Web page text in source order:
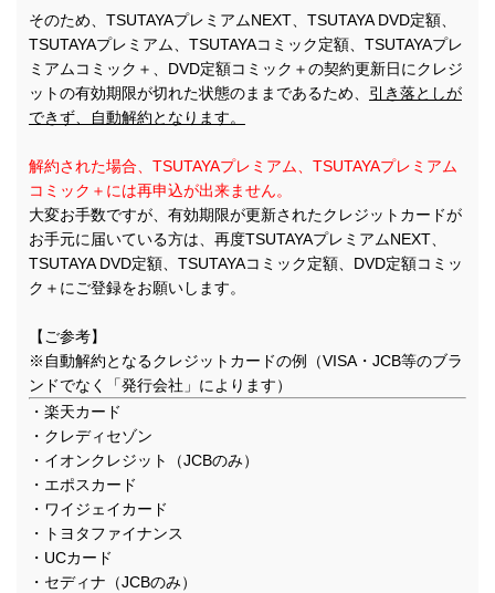
そのため、TSUTAYAプレミアムNEXT、TSUTAYA DVD定額、
TSUTAYAプレミアム、TSUTAYAコミック定額、TSUTAYAプレ
ミアムコミック＋、DVD定額コミック＋の契約更新日にクレジ
ットの有効期限が切れた状態のままであるため、 引き落としが
できず、自動解約となります。
解約された場合、TSUTAYAプレミアム、TSUTAYAプレミアム
コミック＋には再申込が出来ません。
大変お手数ですが、有効期限が更新されたクレジットカードが
お手元に届いている方は、再度TSUTAYAプレミアムNEXT、
TSUTAYA DVD定額、TSUTAYAコミック定額、DVD定額コミッ
ク＋にご登録をお願いします。
【ご参考】
※自動解約となるクレジットカードの例（VISA・JCB等のブラ
ンドでなく「発行会社」によります）
・楽天カード
・クレディセゾン
・イオンクレジット（JCBのみ）
・エポスカード
・ワイジェイカード
・トヨタファイナンス
・UCカード
・セディナ（JCBのみ）